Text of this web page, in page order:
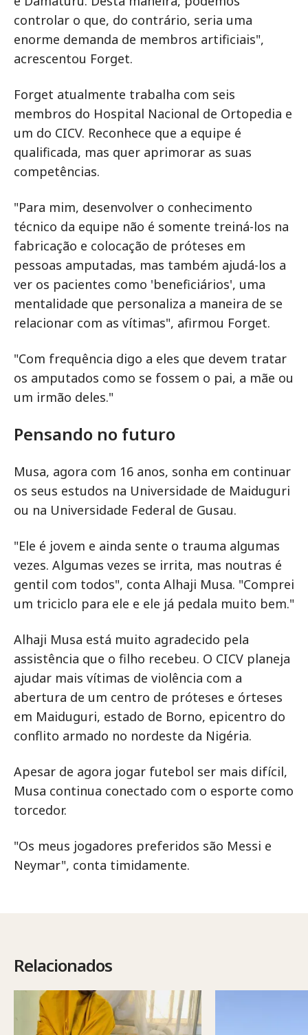
controlar o que, do contrário, seria uma
enorme demanda de membros artificiais",
acrescentou Forget.
Forget atualmente trabalha com seis
membros do Hospital Nacional de Ortopedia e
um do CICV. Reconhece que a equipe é
qualificada, mas quer aprimorar as suas
competências.
"Para mim, desenvolver o conhecimento
técnico da equipe não é somente treiná-los na
fabricação e colocação de próteses em
pessoas amputadas, mas também ajudá-los a
ver os pacientes como 'beneficiários', uma
mentalidade que personaliza a maneira de se
relacionar com as vítimas", afirmou Forget.
"Com frequência digo a eles que devem tratar
os amputados como se fossem o pai, a mãe ou
um irmão deles."
Pensando no futuro
Musa, agora com 16 anos, sonha em continuar
os seus estudos na Universidade de Maiduguri
ou na Universidade Federal de Gusau.
"Ele é jovem e ainda sente o trauma algumas
vezes. Algumas vezes se irrita, mas noutras é
gentil com todos", conta Alhaji Musa. "Comprei
um triciclo para ele e ele já pedala muito bem."
Alhaji Musa está muito agradecido pela
assistência que o filho recebeu. O CICV planeja
ajudar mais vítimas de violência com a
abertura de um centro de próteses e órteses
em Maiduguri, estado de Borno, epicentro do
conflito armado no nordeste da Nigéria.
Apesar de agora jogar futebol ser mais difícil,
Musa continua conectado com o esporte como
torcedor.
"Os meus jogadores preferidos são Messi e
Neymar", conta timidamente.
Relacionados